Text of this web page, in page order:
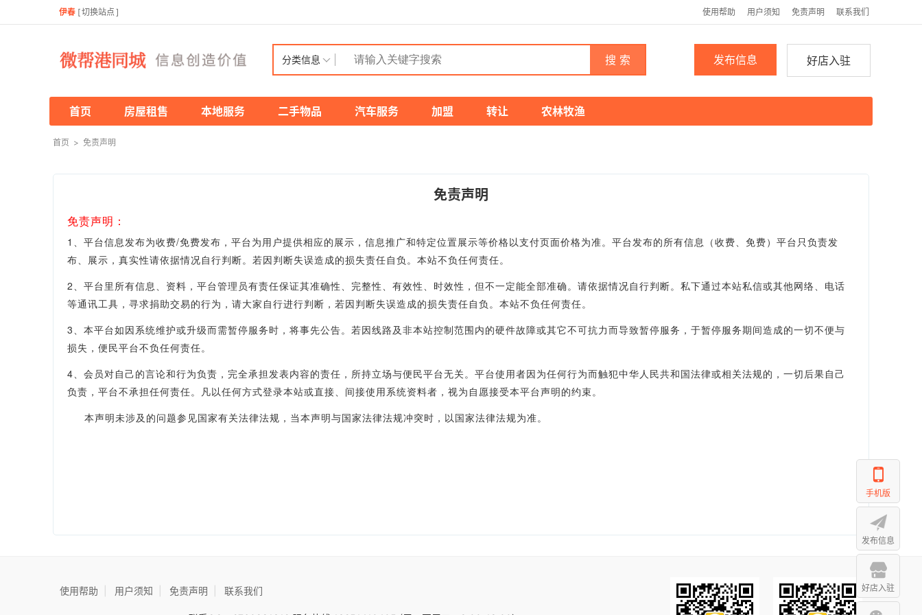
伊春 [切换站点 ] 使用帮助 用户须知 免责声明 联系我们
分类信息 搜 索 好店入驻
发布信息
首页 房屋租售 本地服务 二手物品 汽车服务 加盟 转让 农林牧渔
首页 > 免责声明
免责声明
免责声明：
1、平台信息发布为收费/免费发布，平台为用户提供相应的展示，信息推广和特定位置展示等价格以支付页面价格为准。平台发布的所有信息（收费、免费）平台只负责发
布、展示，真实性请依据情况自行判断。 若因判断失误造成的损失责任自负。本站不负任何责任。
2、平台里所有信息、资料，平台管理员有责任保证其准确性、完整性、有效性、时效性，但不一定能全部准确。请依据情况自行判断。私下通过本站私信或其他网络、电话
等通讯工具，寻求捐助交易的行为，请大家自行进行判断，若因判断失误造成的损失责任自负。本站不负任何责任。
3、本平台如因系统维护或升级而需暂停服务时，将事先公告。若因线路及非本站控制范围内的硬件故障或其它不可抗力而导致暂停服务，于暂停服务期间造成的一切不便与
损失，便民平台不负任何责任。
4、会员对自己的言论和行为负责，完全承担发表内容的责任，所持立场与便民平台无关。平台使用者因为任何行为而触犯中华人民共和国法律或相关法规的，一切后果自己
负责，平台不承担任何责任。凡以任何方式登录本站或直接、间接使用系统资料者，视为自愿接受本平台声明的约束。
本声明未涉及的问题参见国家有关法律法规，当本声明与国家法律法规冲突时，以国家法律法规为准。
使用帮助 用户须知 免责声明 联系我们
手机版
发布信息
好店入驻